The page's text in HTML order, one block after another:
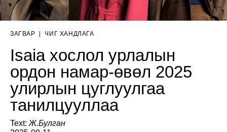
ЗАГВАР | ЧИГ ХАНДЛАГА
Isaia хослол урлалын
ордон намар-өвөл 2025
улирлын цуглуулгаа
танилцууллаа